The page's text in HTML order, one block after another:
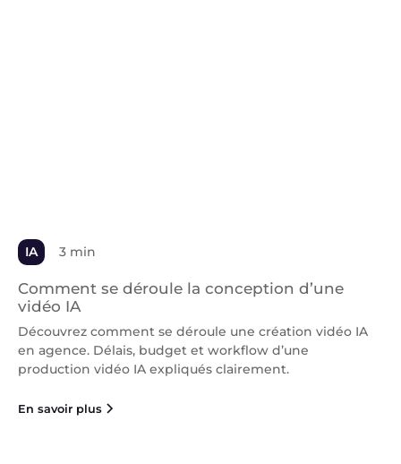
IA 3 min
Comment se déroule la conception d’une
vidéo IA
Découvrez comment se déroule une création vidéo IA
en agence. Délais, budget et workflow d’une
production vidéo IA expliqués clairement.
En savoir plus